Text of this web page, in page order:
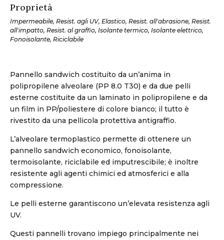
Proprietà
Impermeabile, Resist. agli UV, Elastico, Resist. all'abrasione, Resist.
all'impatto, Resist. al graffio, Isolante termico, Isolante elettrico,
Fonoisolante, Riciclabile
Pannello sandwich costituito da un’anima in
polipropilene alveolare (PP 8.0 T30) e da due pelli
esterne costituite da un laminato in polipropilene e da
un film in PP/poliestere di colore bianco; il tutto è
rivestito da una pellicola protettiva antigraffio.
L’alveolare termoplastico permette di ottenere un
pannello sandwich economico, fonoisolante,
termoisolante, riciclabile ed imputrescibile; è inoltre
resistente agli agenti chimici ed atmosferici e alla
compressione.
Le pelli esterne garantiscono un’elevata resistenza agli
UV.
Questi pannelli trovano impiego principalmente nei